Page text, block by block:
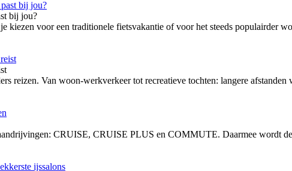
bij jou?
kiezen voor een traditionele fietsvakantie of voor het steeds populairder
reizen. Van woon-werkverkeer tot recreatieve tochten: langere
CRUISE, CRUISE PLUS en COMMUTE. Daarmee wordt